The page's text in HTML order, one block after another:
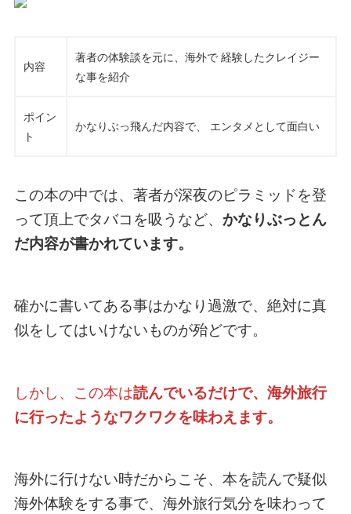
内容
著者の体験談を元に、海外で 経験したクレイジー
な事を紹介
ポイン
ト
かなりぶっ飛んだ内容で、 エンタメとして面白い
この本の中では、著者が深夜のピラミッドを登
って頂上でタバコを吸うなど、 かなりぶっとん
だ内容が書かれています。
確かに書いてある事はかなり過激で、絶対に真
似をしてはいけないものが殆どです。
しかし、この本は読んでいるだけで、海外旅行
に行ったようなワクワクを味わえます。
海外に行けない時だからこそ、本を読んで疑似
海外体験をする事で、海外旅行気分を味わって